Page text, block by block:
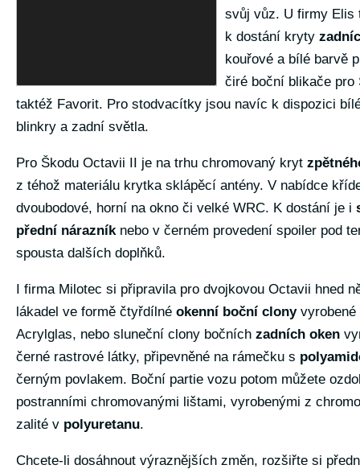
svůj vůz. U firmy Elis
k dostání kryty
kouřové a bílé barvě
čiré boční blikače pro
taktéž Favorit. Pro stodvacítky jsou navíc k dispozici
blinkry a zadní světla.
Pro Škodu Octavii II je na trhu chromovaný kryt
z téhož materiálu krytka sklápěcí antény. V nabídce
dvoubodové, horní na okno či velké WRC. K dostání je i
přední nárazníknebo v černém provedení spoiler pod
spousta dalších doplňků.
I firma Milotec si připravila pro dvojkovou Octavii hned
lákadel ve formě čtyřdílné okenní boční clonyvyrobené
Acrylglas, nebo sluneční clony bočních zadních oken
černé rastrové látky, připevněné na rámečku s
černým povlakem. Boční partie vozu potom můžete
postranními chromovanými lištami, vyrobenými z
zalité v polyuretanu.
Chcete-li dosáhnout výraznějších změn, rozšiřte si